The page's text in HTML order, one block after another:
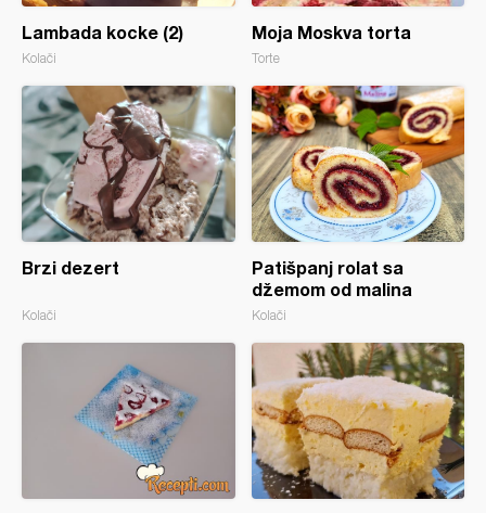
Lambada kocke (2)
Kolači
Moja Moskva torta
Torte
Brzi dezert
Kolači
Patišpanj rolat sa
džemom od malina
Kolači